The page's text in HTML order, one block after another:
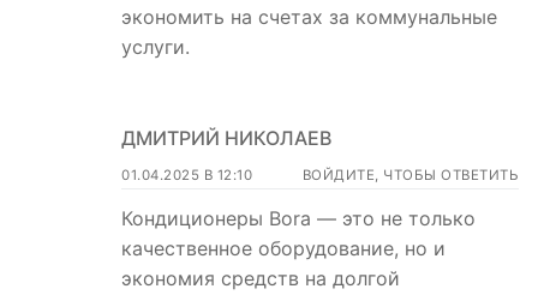
экономить на счетах за коммунальные
услуги.
ДМИТРИЙ НИКОЛАЕВ
01.04.2025 В 12:10 ВОЙДИТЕ, ЧТОБЫ ОТВЕТИТЬ
Кондиционеры Bora — это не только
качественное оборудование, но и
экономия средств на долгой